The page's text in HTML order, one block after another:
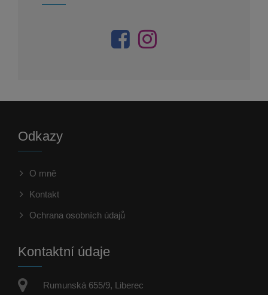
Odkazy
O mně
Kontakt
Ochrana osobních údajů
Kontaktní údaje
Rumunská 655/9, Liberec